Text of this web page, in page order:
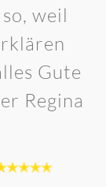
weil
Gute
Regina